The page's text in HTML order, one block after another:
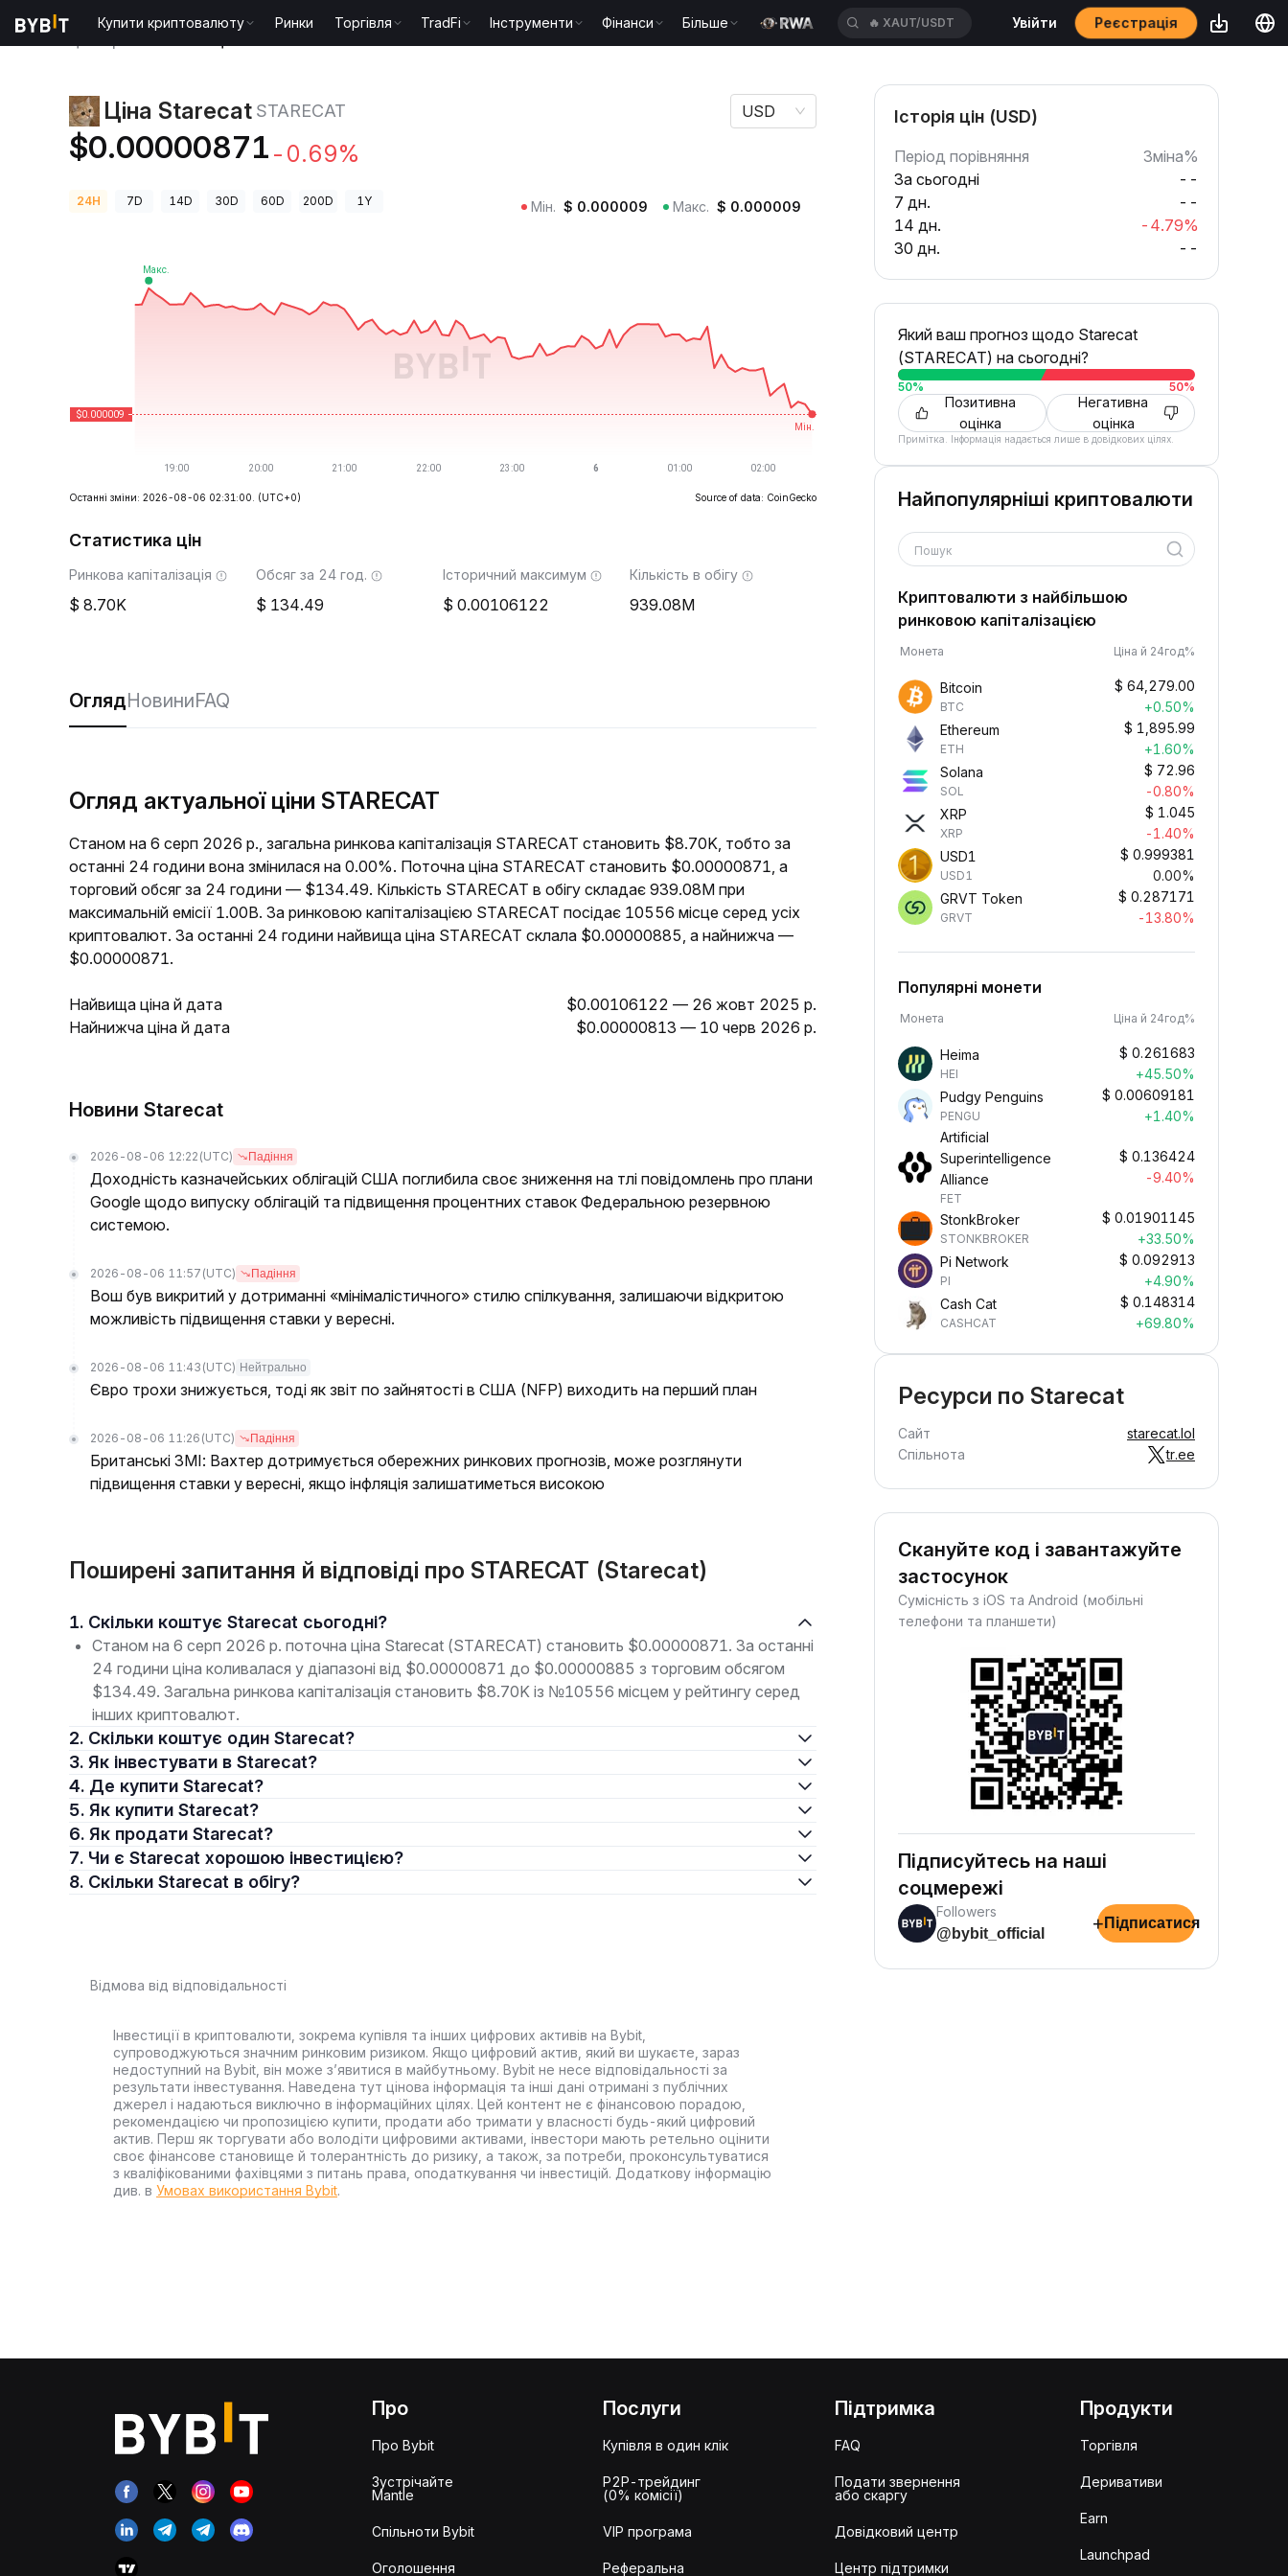
Купити криптовалюту Ринки Торгівля TradFi Інструменти Фінанси Більше
🔥 UBERUSDT
Увійти Реєстрація
Ціна Starecat STARECAT
$0.00000871 -0.69%
USD
24H 7D 14D 30D 60D 200D 1Y Мін. $ 0.000009 Макс. $ 0.000009
Останні зміни: 2026-08-06 02:31:00. (UTC+0) Source of data: CoinGecko
Статистика цін
Ринкова капіталізація
8.70K
Обсяг за 24 год.
134.49
Історичний максимум
0.00106122
Кількість в обігу
939.08M
ОглядНовиниFAQ
Огляд актуальної ціни STARECAT
Станом на 6 серп 2026 р., загальна ринкова капіталізація STARECAT становить $8.70K, тобто за
останні 24 години вона змінилася на 0.00%. Поточна ціна STARECAT становить $0.00000871, а
торговий обсяг за 24 години — $134.49. Кількість STARECAT в обігу складає 939.08M при
максимальній емісії 1.00B. За ринковою капіталізацією STARECAT посідає 10556 місце серед усіх
криптовалют. За останні 24 години найвища ціна STARECAT склала $0.00000885, а найнижча —
$0.00000871.
Найвища ціна й дата
$0.00106122 — 26 жовт 2025 р.
Найнижча ціна й дата
$0.00000813 — 10 черв 2026 р.
Новини Starecat
2026-08-06 12:22 (UTC) Падіння
Доходність казначейських облігацій США поглибила своє зниження на тлі повідомлень про плани
Google щодо випуску облігацій та підвищення процентних ставок Федеральною резервною
системою.
2026-08-06 11:57 (UTC) Падіння
Вош був викритий у дотриманні «мінімалістичного» стилю спілкування, залишаючи відкритою
можливість підвищення ставки у вересні.
2026-08-06 11:43 (UTC) Нейтрально
Євро трохи знижується, тоді як звіт по зайнятості в США (NFP) виходить на перший план
2026-08-06 11:26 (UTC) Падіння
Британські ЗМІ: Вахтер дотримується обережних ринкових прогнозів, може розглянути
підвищення ставки у вересні, якщо інфляція залишатиметься високою
Поширені запитання й відповіді про STARECAT (Starecat)
1. Скільки коштує Starecat сьогодні?
Станом на 6 серп 2026 р. поточна ціна Starecat (STARECAT) становить $0.00000871. За останні
24 години ціна коливалася у діапазоні від $0.00000871 до $0.00000885 з торговим обсягом
$134.49. Загальна ринкова капіталізація становить $8.70K із №10556 місцем у рейтингу серед
інших криптовалют.
2. Скільки коштує один Starecat?
3. Як інвестувати в Starecat?
4. Де купити Starecat?
5. Як купити Starecat?
6. Як продати Starecat?
7. Чи є Starecat хорошою інвестицією?
8. Скільки Starecat в обігу?
Відмова від відповідальності
Інвестиції в криптовалюти, зокрема купівля та інших цифрових активів на Bybit,
супроводжуються значним ринковим ризиком. Якщо цифровий актив, який ви шукаєте, зараз
недоступний на Bybit, він може з’явитися в майбутньому. Bybit не несе відповідальності за
результати інвестування. Наведена тут цінова інформація та інші дані отримані з публічних
джерел і надаються виключно в інформаційних цілях. Цей контент не є фінансовою порадою,
рекомендацією чи пропозицією купити, продати або тримати у власності будь-який цифровий
актив. Перш як торгувати або володіти цифровими активами, інвестори мають ретельно оцінити
своє фінансове становище й толерантність до ризику, а також, за потреби, проконсультуватися
з кваліфікованими фахівцями з питань права, оподаткування чи інвестицій. Додаткову інформацію
див. в Умовах використання Bybit.
Історія цін (USD)
Період порівняння
Зміна%
За сьогодні
--
7 дн.
--
14 дн.
-4.79%
30 дн.
--
Який ваш прогноз щодо Starecat
(STARECAT) на сьогодні?
50% 50%
Позитивна
оцінка
Негативна
оцінка
Примітка. Інформація надається лише в довідкових цілях.
Найпопулярніші криптовалюти
Пошук
Криптовалюти з найбільшою
ринковою капіталізацією
Монета Ціна й 24год%
Bitcoin
BTC
$ 64,279.00
+0.50%
Ethereum
ETH
$ 1,895.99
+1.60%
Solana
SOL
$ 72.96
-0.80%
XRP
XRP
$ 1.045
-1.40%
USD1
USD1
$ 0.999381
0.00%
GRVT Token
GRVT
$ 0.287171
-13.80%
Популярні монети
Монета Ціна й 24год%
Heima
HEI
$ 0.261683
+45.50%
Pudgy Penguins
PENGU
$ 0.00609181
+1.40%
Artificial
Superintelligence
Alliance
FET
$ 0.136424
-9.40%
StonkBroker
STONKBROKER
$ 0.01901145
+33.50%
Pi Network
PI
$ 0.092913
+4.90%
Cash Cat
CASHCAT
$ 0.148314
+69.80%
Ресурси по Starecat
Сайт
starecat.lol
Спільнота
tr.ee
Скануйте код і завантажуйте
застосунок
Сумісність з iOS та Android (мобільні
телефони та планшети)
Підписуйтесь на наші
соцмережі
Followers
@bybit_official
+ Підписатися
Про
Про Bybit
Зустрічайте
Mantle
Спільноти Bybit
Оголошення
Послуги
Купівля в один клік
P2P-трейдинг
(0% комісії)
VIP програма
Реферальна
Підтримка
FAQ
Подати звернення
або скаргу
Довідковий центр
Центр підтримки
Продукти
Торгівля
Деривативи
Earn
Launchpad